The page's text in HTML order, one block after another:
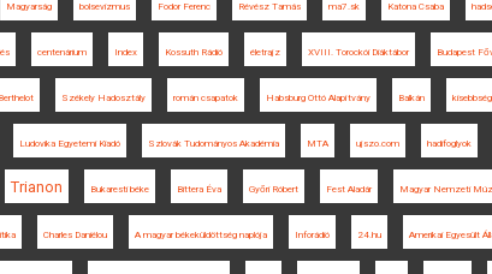
Magyarság bolsevizmus Fodor Ferenc Révész Tamás ma7.sk Katona Csaba
centenárium Index Kossuth Rádió életrajz XVIII. Torockói Diáktábor Budapest
Székely Hadosztály román csapatok Habsburg Ottó Alapítvány Balkán
Ludovika Egyetemi Kiadó Szlovák Tudományos Akadémia MTA ujszo.com hadifoglyok
Trianon Bukaresti béke Bittera Éva Győri Róbert Fest Aladár Magyar Nemzeti
Charles Daniélou A magyar békeküldöttség naplója Inforádió 24.hu Amerikai Egyesült